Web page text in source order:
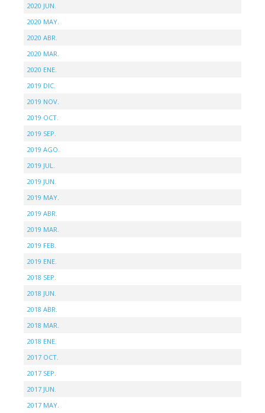
2020 JUN.
2020 MAY.
2020 ABR.
2020 MAR.
2020 ENE.
2019 DIC.
2019 NOV.
2019 OCT.
2019 SEP.
2019 AGO.
2019 JUL.
2019 JUN.
2019 MAY.
2019 ABR.
2019 MAR.
2019 FEB.
2019 ENE.
2018 SEP.
2018 JUN.
2018 ABR.
2018 MAR.
2018 ENE.
2017 OCT.
2017 SEP.
2017 JUN.
2017 MAY.